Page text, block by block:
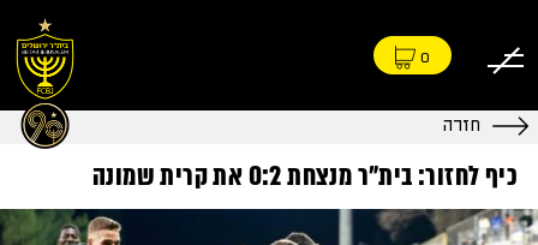
0
חזרה
כיף לחזור: בית״ר מנצחת 0:2 את קרית שמונה